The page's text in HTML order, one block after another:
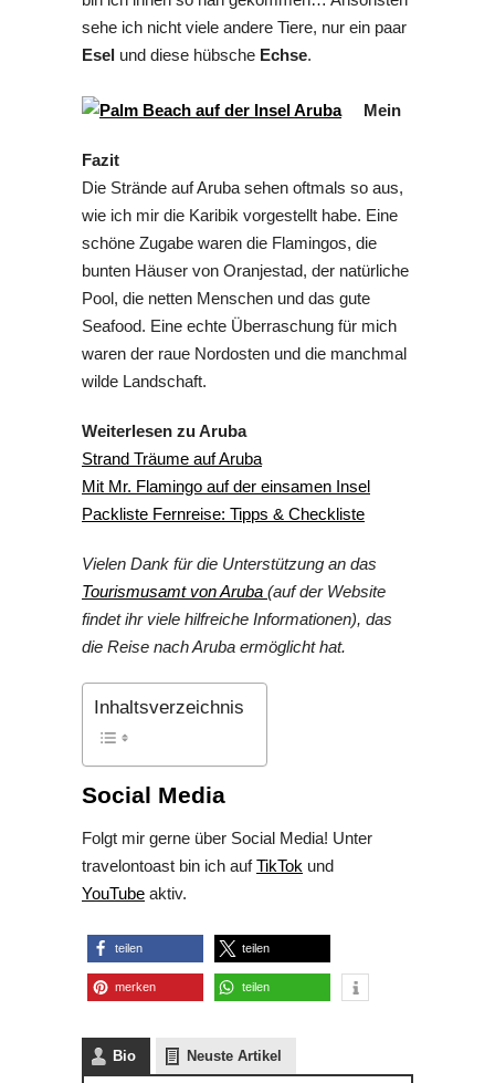
sehe ich nicht viele andere Tiere, nur ein paar
Esel und diese hübsche Echse.
Mein
Fazit
Die Strände auf Aruba sehen oftmals so aus,
wie ich mir die Karibik vorgestellt habe. Eine
schöne Zugabe waren die Flamingos, die
bunten Häuser von Oranjestad, der natürliche
Pool, die netten Menschen und das gute
Seafood. Eine echte Überraschung für mich
waren der raue Nordosten und die manchmal
wilde Landschaft.
Weiterlesen zu Aruba
Strand Träume auf Aruba
Mit Mr. Flamingo auf der einsamen Insel
Packliste Fernreise: Tipps & Checkliste
Vielen Dank für die Unterstützung an das
Tourismusamt von Aruba (auf der Website
findet ihr viele hilfreiche Informationen), das
die Reise nach Aruba ermöglicht hat.
Inhaltsverzeichnis
Social Media
Folgt mir gerne über Social Media! Unter
travelontoast bin ich aufTikTok und
YouTube aktiv.
teilen teilen
merken teilen
Bio Neuste Artikel